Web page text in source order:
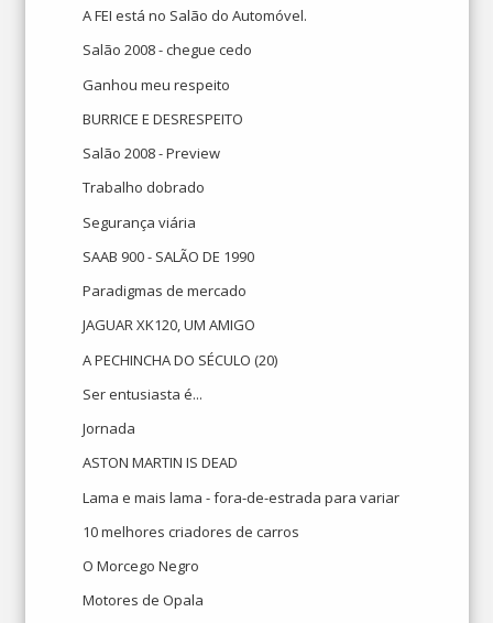
A FEI está no Salão do Automóvel.
Salão 2008 - chegue cedo
Ganhou meu respeito
BURRICE E DESRESPEITO
Salão 2008 - Preview
Trabalho dobrado
Segurança viária
SAAB 900 - SALÃO DE 1990
Paradigmas de mercado
JAGUAR XK120, UM AMIGO
A PECHINCHA DO SÉCULO (20)
Ser entusiasta é...
Jornada
ASTON MARTIN IS DEAD
Lama e mais lama - fora-de-estrada para variar
10 melhores criadores de carros
O Morcego Negro
Motores de Opala